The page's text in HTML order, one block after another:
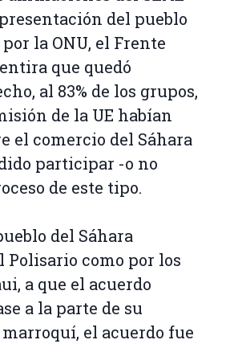
del pueblo
la ONU, el Frente
que quedó
al 83% de los grupos,
de la UE habían
el comercio del Sáhara
participar -o no
de este tipo.
del Sáhara
Polisario como por los
a que el acuerdo
a la parte de su
el acuerdo fue